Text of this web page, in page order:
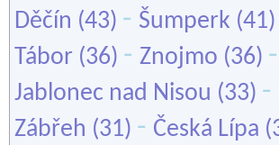
Děčín (43) - Šumperk (41)
Tábor (36) - Znojmo (36) -
Jablonec nad Nisou (33) -
Zábřeh (31) - Česká Lípa